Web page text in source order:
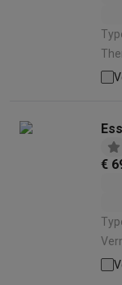
Type:
€
Type: